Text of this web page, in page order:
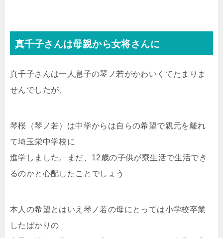
真千子さんは母親から女将さんに
真千子さんは一人息子の琴ノ若がかわいくてたまりま
せんでしたが、
琴桜（琴ノ若）は中学からは自らの希望で親元を離れ
て埼玉栄中学校に
進学しました。まだ、12歳の子供が寮生活で生活でき
るのかと心配したことでしょう
本人の希望とはいえ琴ノ若の母にとっては小学校卒業
したばかりの